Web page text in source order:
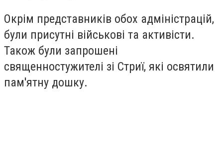
Окрім представників обох адміністрацій,
були присутні військові та активісти.
Також були запрошені
священностужителі зі Стриї, які освятили
пам'ятну дошку.